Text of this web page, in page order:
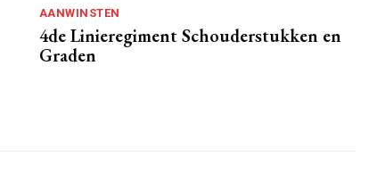
AANWINSTEN
4de Linieregiment Schouderstukken en
Graden